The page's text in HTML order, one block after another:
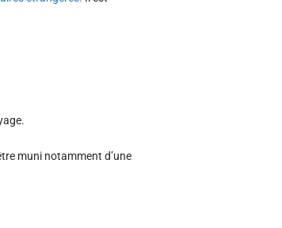
muni notamment d’une